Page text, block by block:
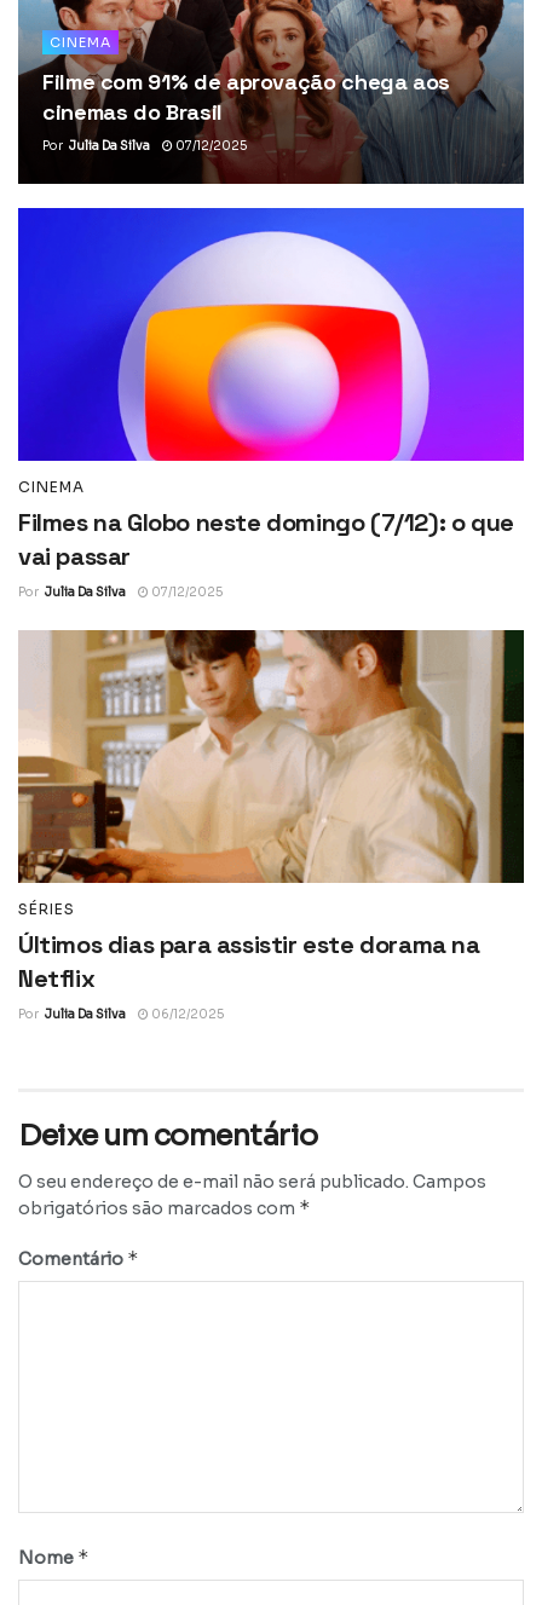
CINEMA
Filme com 91% de aprovação chega aos
cinemas do Brasil
Por Julia Da Silva 07/12/2025
CINEMA
Filmes na Globo neste domingo (7/12): o que
vai passar
Por Julia Da Silva 07/12/2025
SÉRIES
Últimos dias para assistir este dorama na
Netflix
Por Julia Da Silva 06/12/2025
Deixe um comentário
O seu endereço de e-mail não será publicado. Campos
obrigatórios são marcados com *
Comentário *
Nome *